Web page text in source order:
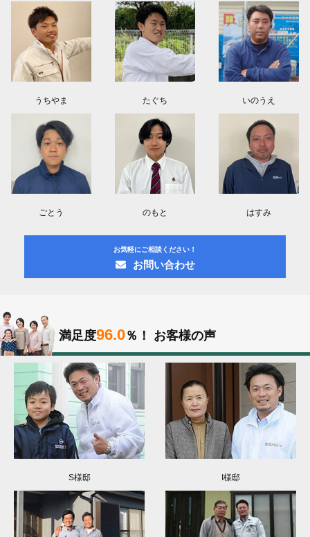
うちやま たぐち いのうえ
ごとう のもと はすみ
お気軽にご相談ください！
お問い合わせ
満足度96.0％！ お客様の声
S様邸 I様邸